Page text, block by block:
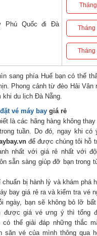
Phú Quốc đi Đà
Tháng
Tháng
sang phía Huế bạn có thể
Phong cảnh từ đèo Hải Vân
du lịch Đà Nẵng.
đặt vé máy bay giá rẻ
là các hãng hàng không
tuần. Do đó, ngay khi có
để được chúng tôi hỗ
nhất với giá rẻ nhất với
sẵn sàng giúp đỡ bạn trong
chuẩn bị hành lý và khám phá
bay giá rẻ ra và kiểm tra vé
ngày, bạn sẽ không bỏ lỡ
được giá vé ưng ý thì tổng
có thể giải đáp những thắc
săn vé của mình thông qua